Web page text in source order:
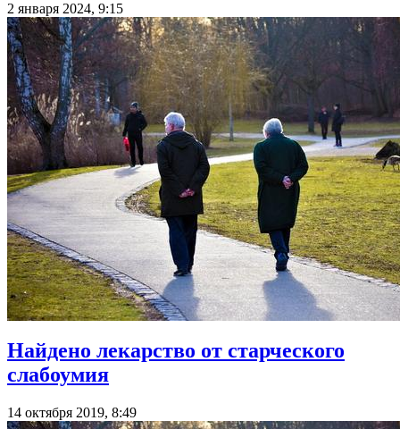
2 января 2024, 9:15
Найдено лекарство от старческого
слабоумия
14 октября 2019, 8:49